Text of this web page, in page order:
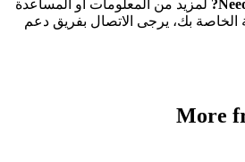
لمزيد من المعلومات أو المساعدة
الخاصة بك، يرجى الاتصال بفريق دعم
More